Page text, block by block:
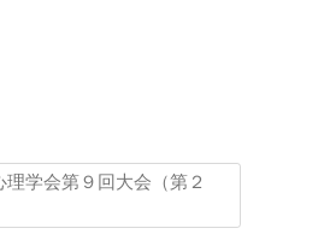
理学会第９回大会（第２